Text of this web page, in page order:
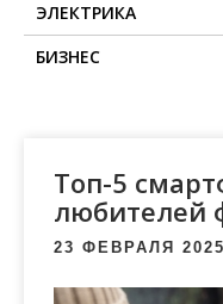
ЭЛЕКТРИКА
БИЗНЕС
Топ-5
любителей
23 ФЕВРАЛЯ 2025